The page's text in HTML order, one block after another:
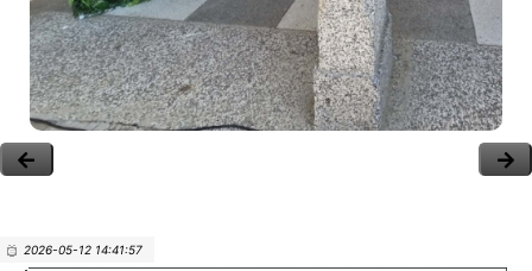
2026-05-12 14:41:57